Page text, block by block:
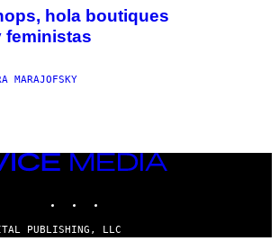
hola boutiques
feministas
MARAJOFSKY
PUBLISHING, LLC